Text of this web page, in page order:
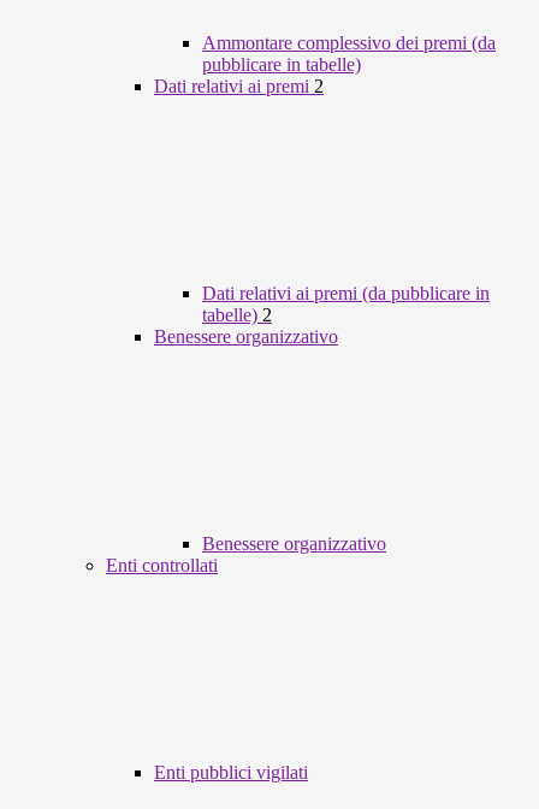
Ammontare complessivo dei premi (da
pubblicare in tabelle)
Dati relativi ai premi 2
Dati relativi ai premi (da pubblicare in
tabelle) 2
Benessere organizzativo
Benessere organizzativo
Enti controllati
Enti pubblici vigilati